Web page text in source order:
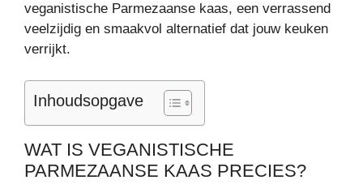
veganistische Parmezaanse kaas, een verrassend
veelzijdig en smaakvol alternatief dat jouw keuken
verrijkt.
Inhoudsopgave
WAT IS VEGANISTISCHE
PARMEZAANSE KAAS PRECIES?